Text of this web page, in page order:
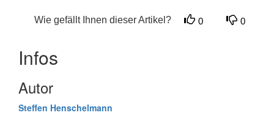
Wie gefällt Ihnen dieser Artikel? 0 0
Infos
Autor
Steffen Henschelmann